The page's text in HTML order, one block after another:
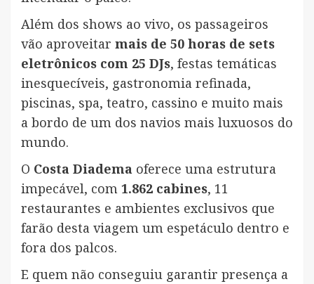
Além dos shows ao vivo, os passageiros
vão aproveitar mais de 50 horas de sets
eletrônicos com 25 DJs, festas temáticas
inesquecíveis, gastronomia refinada,
piscinas, spa, teatro, cassino e muito mais
a bordo de um dos navios mais luxuosos do
mundo.
O Costa Diadema oferece uma estrutura
impecável, com 1.862 cabines, 11
restaurantes e ambientes exclusivos que
farão desta viagem um espetáculo dentro e
fora dos palcos.
E quem não conseguiu garantir presença a